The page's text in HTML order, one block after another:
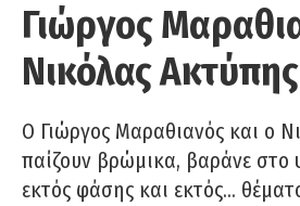
Γιώργος
Νικόλας Ακτύπης
Ο Γιώργος Μαραθιανός και ο
παίζουν βρώμικα, βαράνε στο
εκτός φάσης και εκτός…